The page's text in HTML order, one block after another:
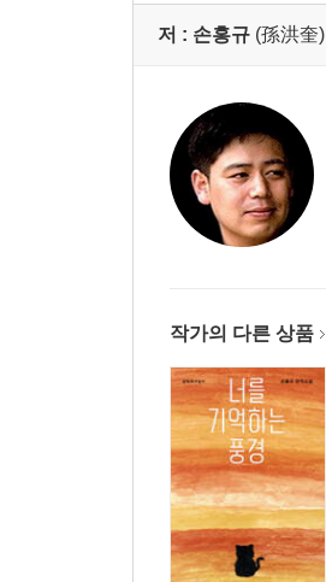
저 : 손홍규 (孫洪奎)
작가의 다른 상품